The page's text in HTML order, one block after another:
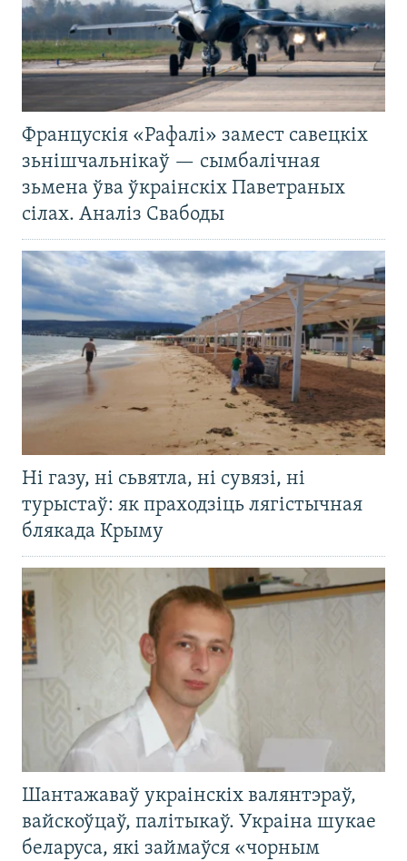
Францускія «Рафалі» замест савецкіх
зьнішчальнікаў — сымбалічная
зьмена ўва ўкраінскіх Паветраных
сілах. Аналіз Свабоды
Ні газу, ні сьвятла, ні сувязі, ні
турыстаў: як праходзіць лягістычная
блякада Крыму
Шантажаваў украінскіх валянтэраў,
вайскоўцаў, палітыкаў. Украіна шукае
беларуса, які займаўся «чорным